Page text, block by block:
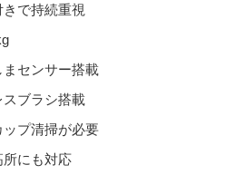
きで持続重視
まセンサー搭載
スブラシ搭載
ップ清掃が必要
所にも対応